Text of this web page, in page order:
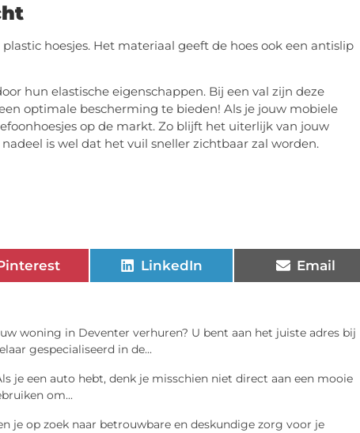
hoesjes. Het materiaal geeft de hoes ook een antislip
hun elastische eigenschappen. Bij een val zijn deze
optimale bescherming te bieden! Als je jouw mobiele
op de markt. Zo blijft het uiterlijk van jouw
is wel dat het vuil sneller zichtbaar zal worden.
LinkedIn Email
woning in Deventer verhuren? U bent aan het juiste adres bij
gespecialiseerd in de...
je een auto hebt, denk je misschien niet direct aan een mooie
om...
je op zoek naar betrouwbare en deskundige zorg voor je